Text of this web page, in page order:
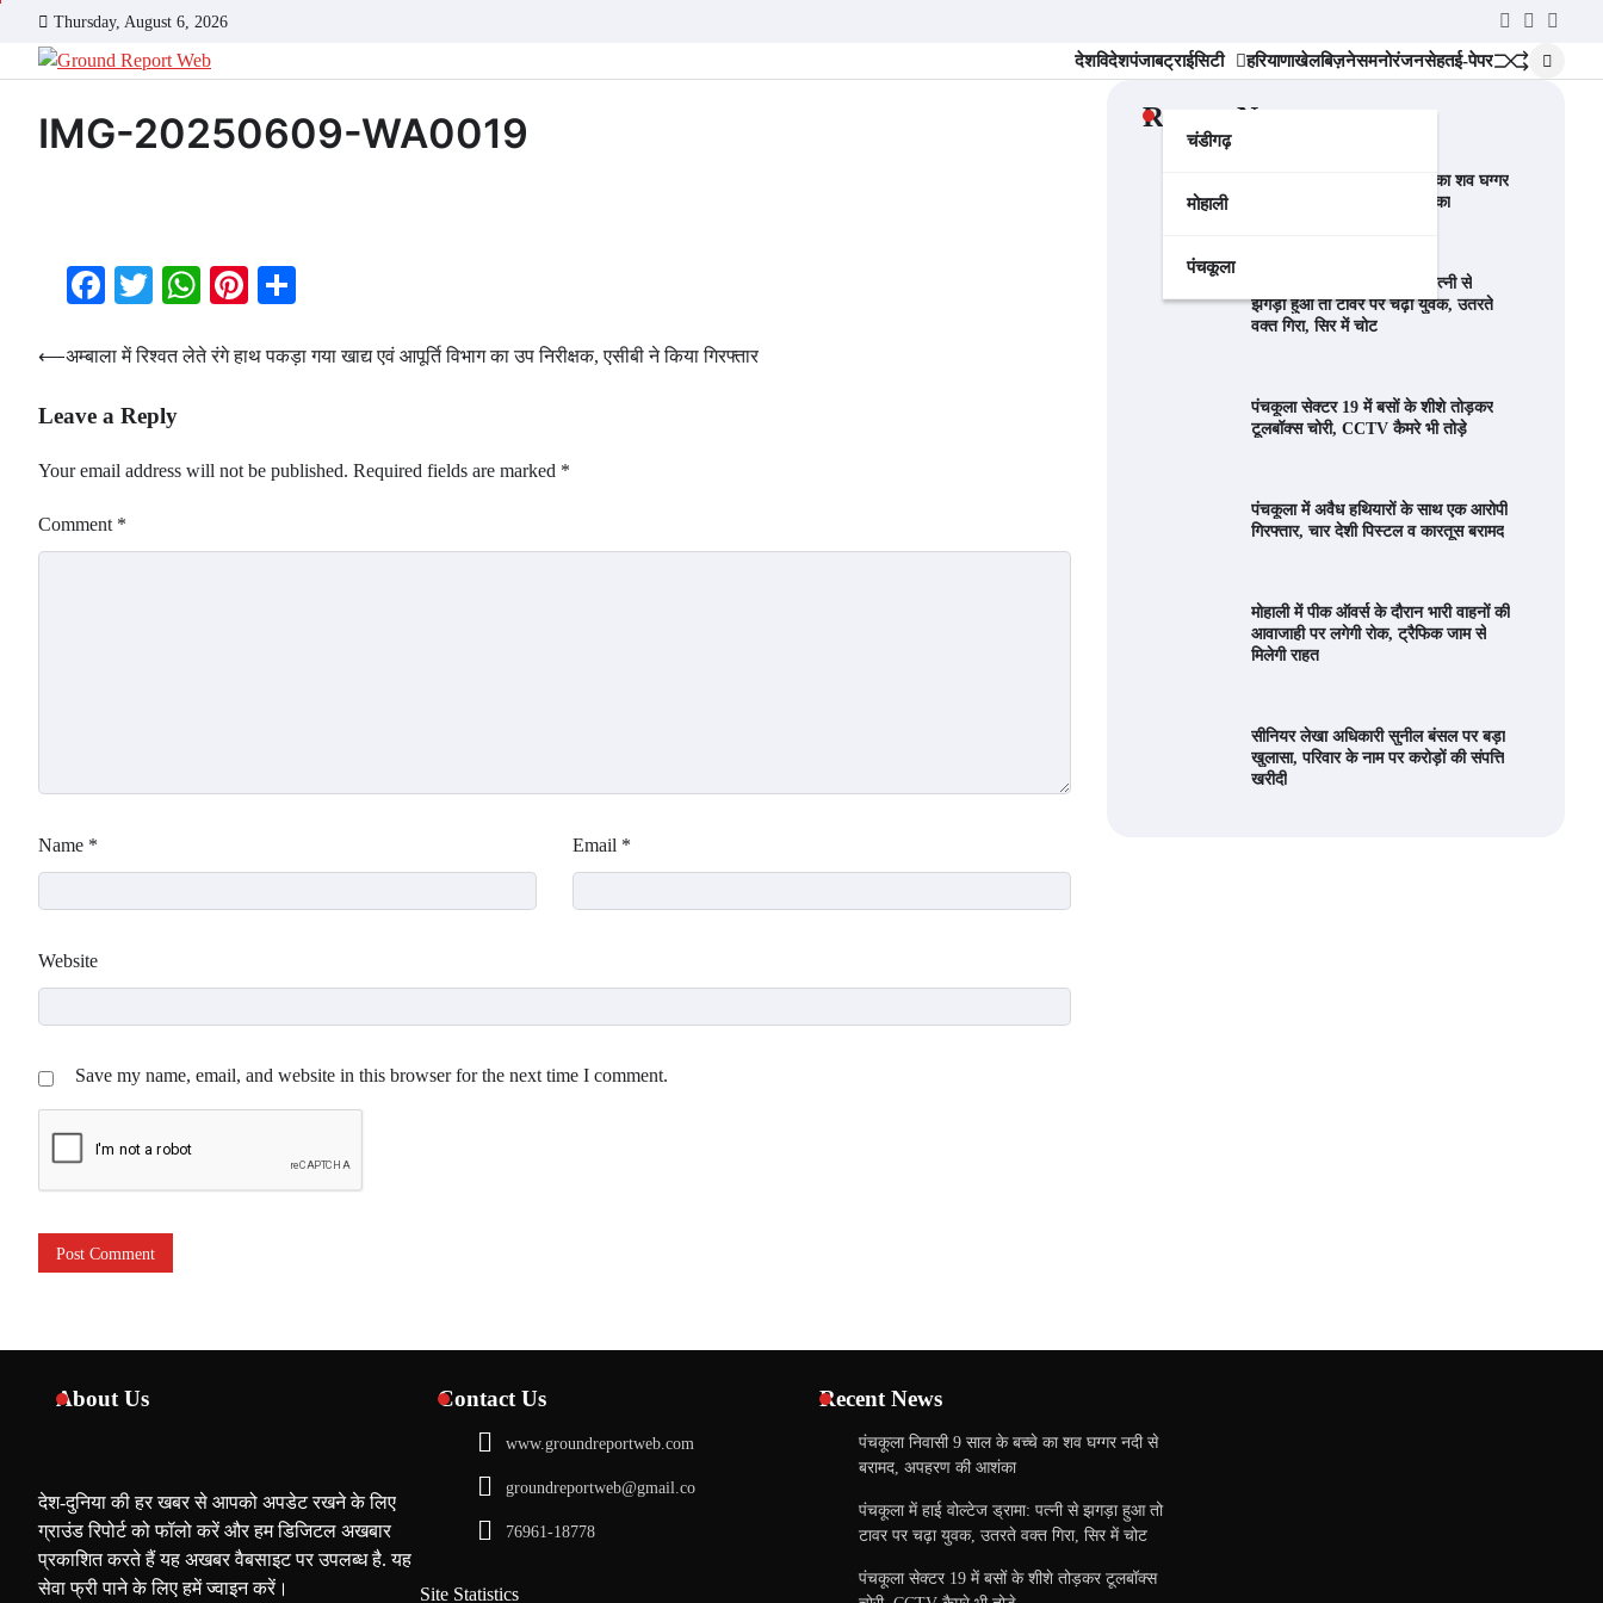
content
Thursday, August 6, 2026 Twitter
YouTube
देशविदेशपंजाबट्राईसिटी
चंडीगढ़
मोहाली
पंचकूला
हरियाणाखेलबिज़नेसमनोरंजनसेहतई-पेपर
IMG-20250609-WA0019
Facebook
TwitterWhatsApp
Pinterest
Post
⟵अम्बाला में रिश्वत लेते रंगे हाथ पकड़ा गया खाद्य एवं आपूर्ति विभाग का उप निरीक्षक, एसीबी ने किया गिरफ्तार
Leave a Reply
Your email address will not be published. Required fields are marked *
Comment *
Name * Email *
Website
Save my name, email, and website in this browser for the next time I comment.
Recent News
पंचकूला निवासी 9 साल के बच्चे का शव घग्गर
नदी से बरामद, अपहरण की आशंका
पंचकूला में हाई वोल्टेज ड्रामा: पत्नी से
झगड़ा हुआ तो टावर पर चढ़ा युवक, उतरते
वक्त गिरा, सिर में चोट
पंचकूला सेक्टर 19 में बसों के शीशे तोड़कर
टूलबॉक्स चोरी, CCTV कैमरे भी तोड़े
पंचकूला में अवैध हथियारों के साथ एक आरोपी
गिरफ्तार, चार देशी पिस्टल व कारतूस बरामद
मोहाली में पीक ऑवर्स के दौरान भारी वाहनों की
आवाजाही पर लगेगी रोक, ट्रैफिक जाम से
मिलेगी राहत
सीनियर लेखा अधिकारी सुनील बंसल पर बड़ा
खुलासा, परिवार के नाम पर करोड़ों की संपत्ति
खरीदी
About Us
देश-दुनिया की हर खबर से आपको अपडेट रखने के लिए
ग्राउंड रिपोर्ट को फॉलो करें और हम डिजिटल अखबार
प्रकाशित करते हैं यह अखबर वैबसाइट पर उपलब्ध है. यह
सेवा फ्री पाने के लिए हमें ज्वाइन करें।
Contact Us
www.groundreportweb.com
groundreportweb@gmail.co
76961-18778
Site Statistics
Recent News
पंचकूला निवासी 9 साल के बच्चे का शव घग्गर नदी से
बरामद, अपहरण की आशंका
पंचकूला में हाई वोल्टेज ड्रामा: पत्नी से झगड़ा हुआ तो
टावर पर चढ़ा युवक, उतरते वक्त गिरा, सिर में चोट
पंचकूला सेक्टर 19 में बसों के शीशे तोड़कर टूलबॉक्स